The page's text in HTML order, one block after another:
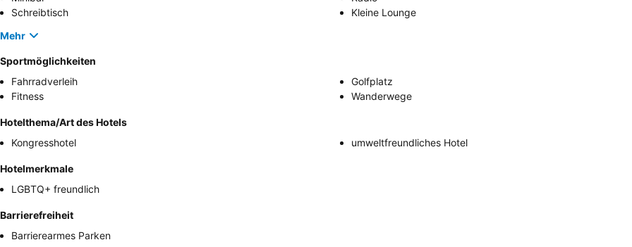
Schreibtisch
Kleine Lounge
Mehr
Sportmöglichkeiten
Fahrradverleih
Golfplatz
Fitness
Wanderwege
Hotelthema/Art des Hotels
Kongresshotel
umweltfreundliches Hotel
Hotelmerkmale
LGBTQ+ freundlich
Barrierefreiheit
Barrierearmes Parken